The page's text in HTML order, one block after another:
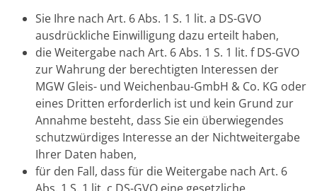
Sie Ihre nach Art. 6 Abs. 1 S. 1 lit. a DS-GVO
ausdrückliche Einwilligung dazu erteilt haben,
die Weitergabe nach Art. 6 Abs. 1 S. 1 lit. f DS-GVO
zur Wahrung der berechtigten Interessen der
MGW Gleis- und Weichenbau-GmbH & Co. KG oder
eines Dritten erforderlich ist und kein Grund zur
Annahme besteht, dass Sie ein überwiegendes
schutzwürdiges Interesse an der Nichtweitergabe
Ihrer Daten haben,
für den Fall, dass für die Weitergabe nach Art. 6